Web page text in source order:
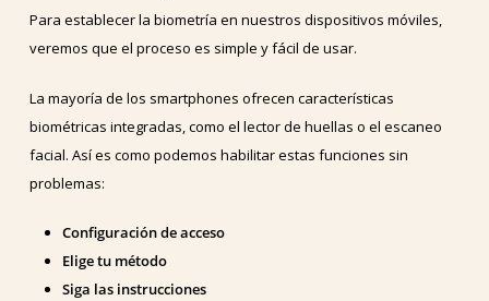
Para establecer la biometría en nuestros dispositivos móviles,
veremos que el proceso es simple y fácil de usar.
La mayoría de los smartphones ofrecen características
biométricas integradas, como el lector de huellas o el escaneo
facial. Así es como podemos habilitar estas funciones sin
problemas:
Configuración de acceso
Elige tu método
Siga las instrucciones